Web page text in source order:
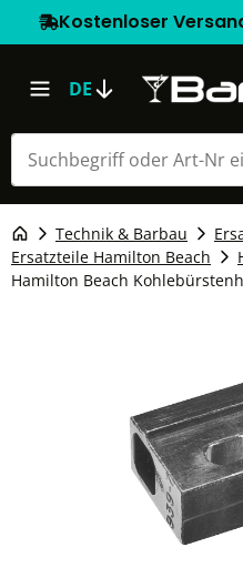
Kostenloser
DE
Technik & Barbau
Ersatzteile Hamilton Beach
Hamilton Beach